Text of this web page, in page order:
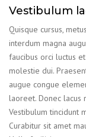
Vestibulum
Quisque cursus,
interdum magna
faucibus orci luctus
molestie dui.
augue congue
laoreet. Donec lacus
Vestibulum tincidunt
Curabitur sit amet